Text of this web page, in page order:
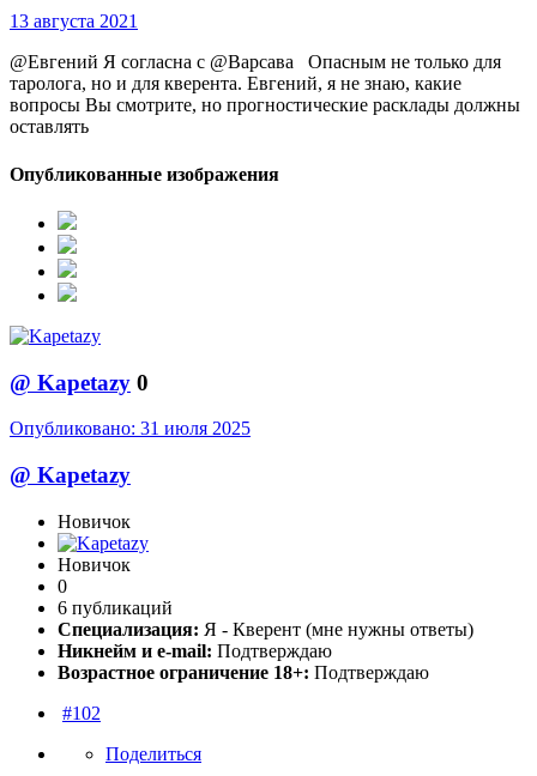
13 августа 2021
@Евгений Я согласна с @Варсава Опасным не только для
таролога, но и для кверента. Евгений, я не знаю, какие
вопросы Вы смотрите, но прогностические расклады должны
оставлять
Опубликованные изображения
@ Kapetazy 0
Опубликовано: 31 июля 2025
@ Kapetazy
Новичок
Новичок
0
6 публикаций
Специализация: Я - Кверент (мне нужны ответы)
Никнейм и e-mail: Подтверждаю
Возрастное ограничение 18+: Подтверждаю
#102
Поделиться